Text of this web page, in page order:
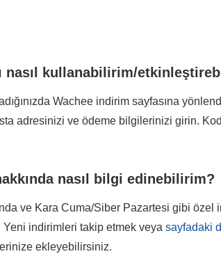
nasıl kullanabilirim/
Wachee indirim sayfasına
adresinizi ve ödeme bilgilerinizi girin.
nasıl bilgi edinebilirim?
ve Kara Cuma/Siber Pazartesi gibi
Yeni indirimleri takip etmek veya sayfadaki
ekleyebilirsiniz.